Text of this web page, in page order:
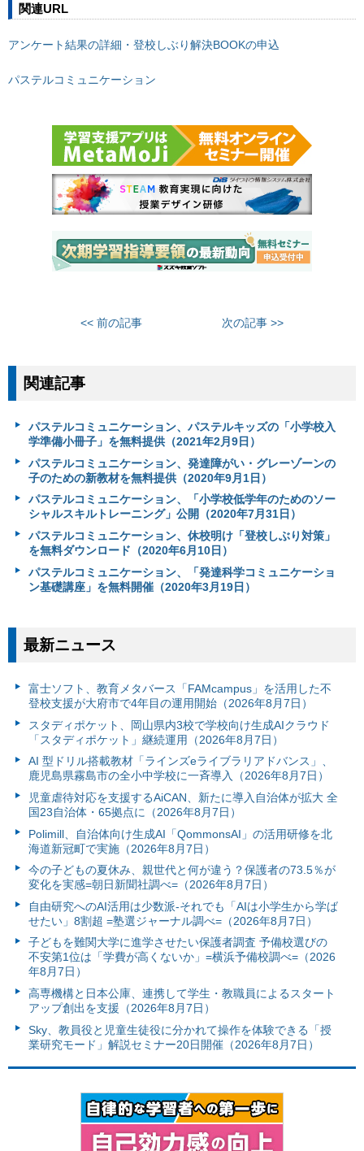
関連URL
アンケート結果の詳細・登校しぶり解決BOOKの申込
パステルコミュニケーション
<< 前の記事 次の記事 >>
関連記事
パステルコミュニケーション、パステルキッズの「小学校入
学準備小冊子」を無料提供（2021年2月9日）
パステルコミュニケーション、発達障がい・グレーゾーンの
子のための新教材を無料提供（2020年9月1日）
パステルコミュニケーション、「小学校低学年のためのソー
シャルスキルトレーニング」公開（2020年7月31日）
パステルコミュニケーション、休校明け「登校しぶり対策」
を無料ダウンロード（2020年6月10日）
パステルコミュニケーション、「発達科学コミュニケーショ
ン基礎講座」を無料開催（2020年3月19日）
最新ニュース
富⼠ソフト、教育メタバース「FAMcampus」を活用した不
登校支援が大府市で4年目の運用開始（2026年8月7日）
スタディポケット、岡山県内3校で学校向け生成AIクラウド
「スタディポケット」継続運用（2026年8月7日）
AI 型ドリル搭載教材「ラインズeライブラリアドバンス」、
鹿児島県霧島市の全小中学校に一斉導入（2026年8月7日）
児童虐待対応を支援するAiCAN、新たに導入自治体が拡大 全
国23自治体・65拠点に（2026年8月7日）
Polimill、自治体向け生成AI「QommonsAI」の活用研修を北
海道新冠町で実施（2026年8月7日）
今の子どもの夏休み、親世代と何が違う？保護者の73.5％が
変化を実感=朝日新聞社調べ=（2026年8月7日）
自由研究へのAI活用は少数派-それでも「AIは小学生から学ば
せたい」8割超 =塾選ジャーナル調べ=（2026年8月7日）
子どもを難関大学に進学させたい保護者調査 予備校選びの
不安第1位は「学費が高くないか」=横浜予備校調べ=（2026
年8月7日）
高専機構と日本公庫、連携して学生・教職員によるスタート
アップ創出を支援（2026年8月7日）
Sky、教員役と児童生徒役に分かれて操作を体験できる「授
業研究モード」解説セミナー20日開催（2026年8月7日）